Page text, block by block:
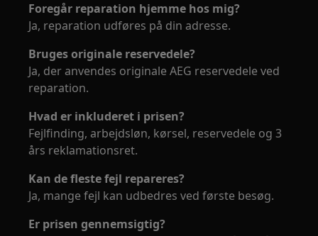
Foregår reparation hjemme hos mig?
Ja, reparation udføres på din adresse.
Bruges originale reservedele?
Ja, der anvendes originale AEG reservedele ved
reparation.
Hvad er inkluderet i prisen?
Fejlfinding, arbejdsløn, kørsel, reservedele og 3
års reklamationsret.
Kan de fleste fejl repareres?
Ja, mange fejl kan udbedres ved første besøg.
Er prisen gennemsigtig?